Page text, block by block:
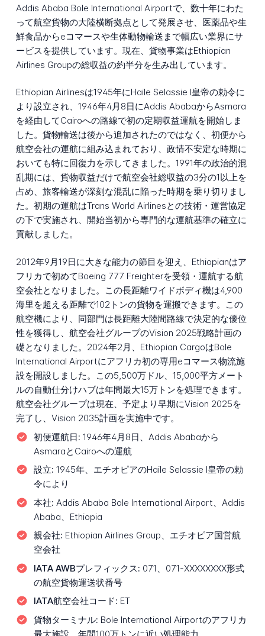
Addis Ababa Bole International Airportで、数十年にわた
って航空貨物の大陸横断拠点として発展させ、医薬品や生
鮮食品からeコマースや生体動物輸送まで幅広い業界にサ
ービスを提供しています。現在、貨物事業はEthiopian
Airlines Groupの総収益の約半分を生み出しています。
Ethiopian Airlinesは1945年にHaile Selassie I皇帝の勅令に
より設立され、1946年4月8日にAddis AbabaからAsmara
を経由してCairoへの路線で初の定期収益運航を開始しま
した。貨物輸送は後から追加されたのではなく、初便から
航空会社の運航に組み込まれており、政情不安定な時期に
おいても特に回復力を示してきました。1991年の政治的混
乱期には、貨物収益だけで航空会社総収益の3分の1以上を
占め、旅客輸送が深刻な混乱に陥った時期を乗り切りまし
た。初期の運航はTrans World Airlinesとの技術・運営協定
の下で実施され、開始当初から専門的な運航基準の確立に
貢献しました。
2012年9月19日に大きな能力の節目を迎え、Ethiopianはア
フリカで初めてBoeing 777 Freighterを受領・運航する航
空会社となりました。この長距離ワイドボディ機は4,900
海里を超える距離で102トンの貨物を運搬できます。この
航空機により、同部門は長距離大陸間路線で決定的な優位
性を獲得し、航空会社グループのVision 2025戦略計画の
礎となりました。2024年2月、Ethiopian CargoはBole
International Airportにアフリカ初の専用eコマース物流施
設を開設しました。この5,500万ドル、15,000平方メート
ルの自動仕分けハブは年間最大15万トンを処理できます。
航空会社グループは現在、予定より早期にVision 2025を
完了し、Vision 2035計画を実施中です。
初便運航日: 1946年4月8日、Addis Ababaから
AsmaraとCairoへの運航
設立: 1945年、エチオピアのHaile Selassie I皇帝の勅
令により
本社: Addis Ababa Bole International Airport、Addis
Ababa、Ethiopia
親会社: Ethiopian Airlines Group、エチオピア国営航
空会社
IATA AWBプレフィックス: 071、071-XXXXXXXX形式
の航空貨物運送状番号
IATA航空会社コード: ET
貨物ターミナル: Bole International Airportのアフリカ